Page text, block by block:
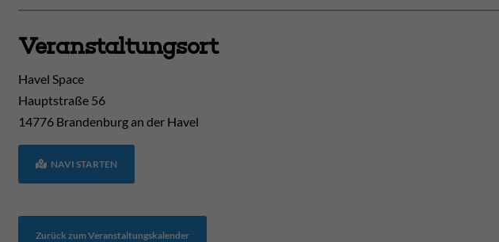
Veranstaltungsort
Havel Space
Hauptstraße 56
14776 Brandenburg an der Havel
NAVI STARTEN
Zurück zum Veranstaltungskalender